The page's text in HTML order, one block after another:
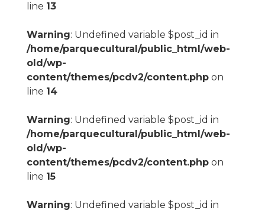
line 13
Warning: Undefined variable $post_id in
/home/parquecultural/public_html/web-
old/wp-
content/themes/pcdv2/content.phpon
line 14
Warning: Undefined variable $post_id in
/home/parquecultural/public_html/web-
old/wp-
content/themes/pcdv2/content.phpon
line 15
Warning: Undefined variable $post_id in